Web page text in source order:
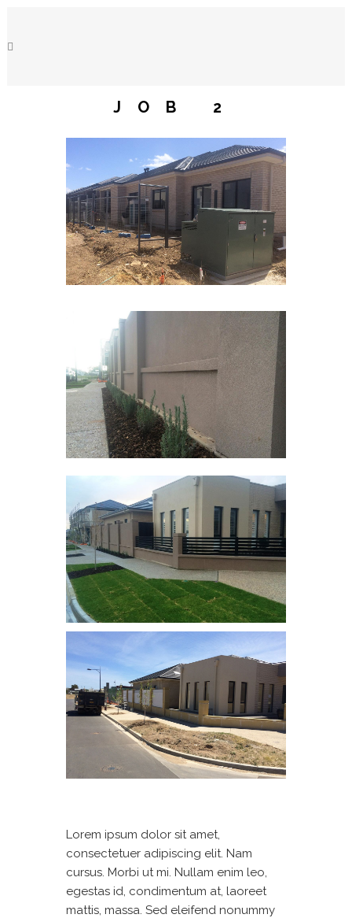
JOB 2
Lorem ipsum dolor sit amet,
consectetuer adipiscing elit. Nam
cursus. Morbi ut mi. Nullam enim leo,
egestas id, condimentum at, laoreet
mattis, massa. Sed eleifend nonummy